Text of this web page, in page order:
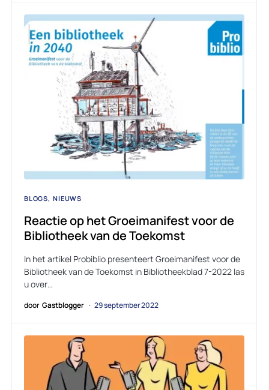
BLOGS NIEUWS
Reactie op het Groeimanifest voor de
Bibliotheek van de Toekomst
In het artikel Probiblio presenteert Groeimanifest voor de
Bibliotheek van de Toekomst in Bibliotheekblad 7-2022 las
u over…
door Gastblogger 29 september 2022